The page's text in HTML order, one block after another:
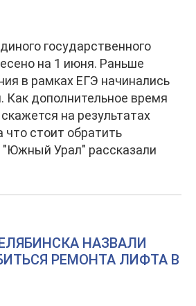
государственного
на 1 июня. Раньше
в рамках ЕГЭ начинались
Как дополнительное время
на результатах
что стоит обратить
Урал" рассказали
НАЗВАЛИ
РЕМОНТА ЛИФТА В